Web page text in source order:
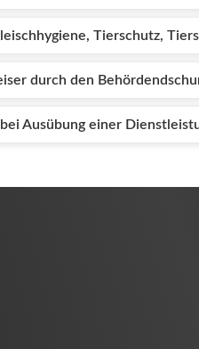
Tierschutz,
durch den
Ausübung einer